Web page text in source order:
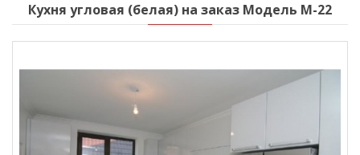
Кухня угловая (белая) на заказ Модель M-22